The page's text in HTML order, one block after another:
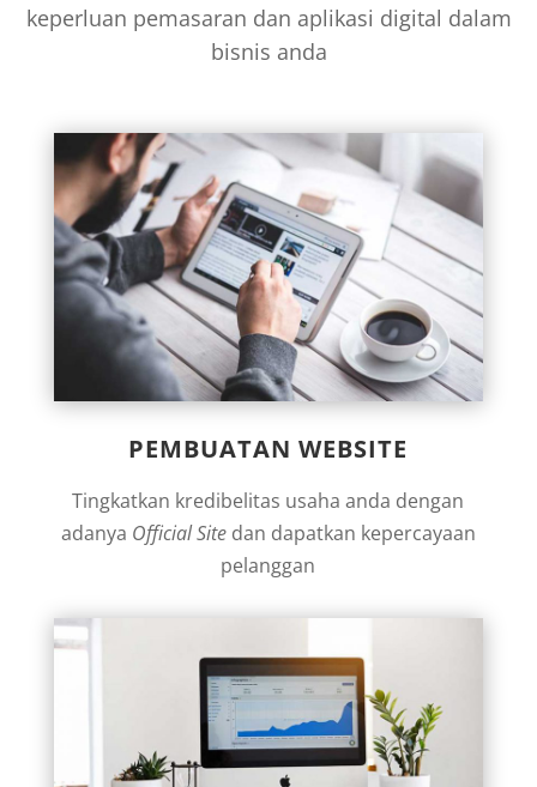
keperluan pemasaran dan aplikasi digital dalam
bisnis anda
PEMBUATAN WEBSITE
Tingkatkan kredibelitas usaha anda dengan
adanya Official Sitedan dapatkan kepercayaan
pelanggan